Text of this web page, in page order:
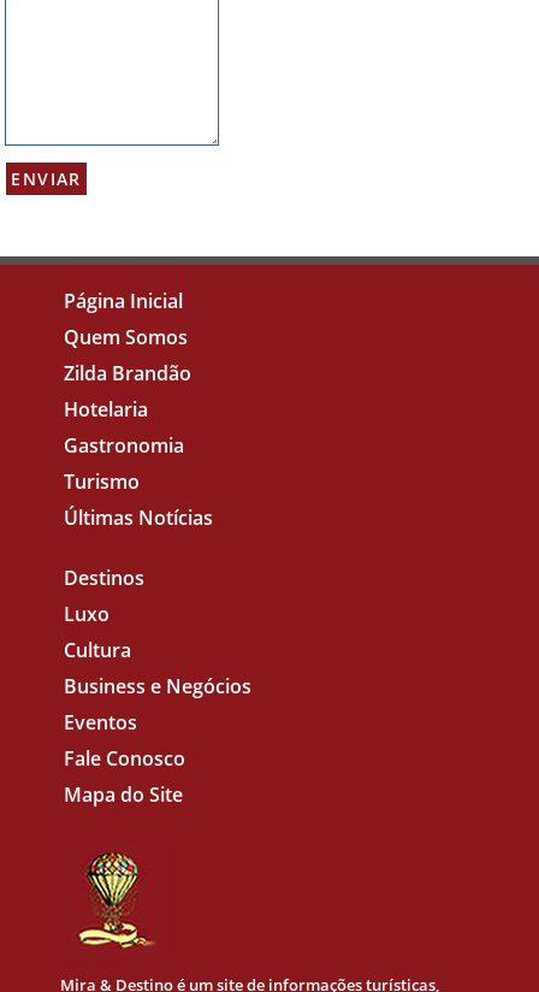
Página Inicial
Quem Somos
Zilda Brandão
Hotelaria
Gastronomia
Turismo
Últimas Notícias
Destinos
Luxo
Cultura
Business e Negócios
Eventos
Fale Conosco
Mapa do Site
Mira & Destinoé um site de informações turísticas,